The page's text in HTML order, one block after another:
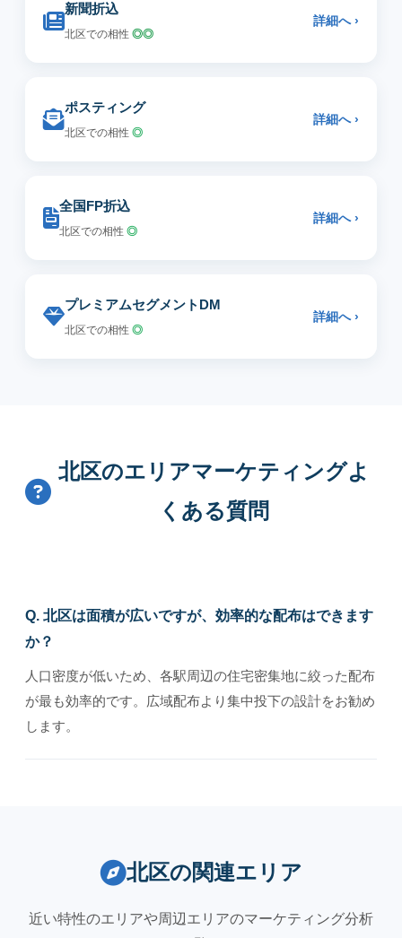
新聞折込
北区での相性 ◎◎
詳細へ ›
ポスティング
北区での相性 ◎
詳細へ ›
全国FP折込
北区での相性 ◎
詳細へ ›
プレミアムセグメントDM
北区での相性 ◎
詳細へ ›
北区のエリアマーケティングよ
くある質問
Q. 北区は面積が広いですが、効率的な配布はできます
か？
人口密度が低いため、各駅周辺の住宅密集地に絞った配布
が最も効率的です。広域配布より集中投下の設計をお勧め
します。
北区の関連エリア
近い特性のエリアや周辺エリアのマーケティング分析